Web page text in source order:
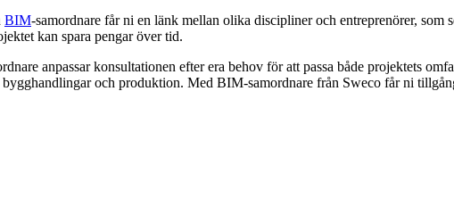
BIM-samordnare får ni en länk mellan olika discipliner och entreprenörer, som
kan spara pengar över tid.
anpassar konsultationen efter era behov för att passa både projektets
och produktion. Med BIM-samordnare från Sweco får ni